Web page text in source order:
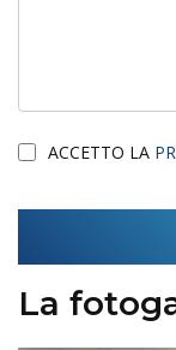
ACCETTO LA
La